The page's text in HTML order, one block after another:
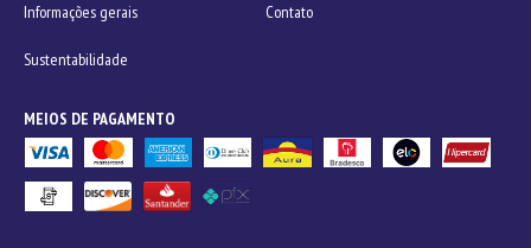
Informações gerais Contato
Sustentabilidade
MEIOS DE PAGAMENTO